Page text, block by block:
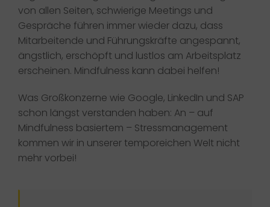
von allen Seiten, schwierige Meetings und
Gespräche führen immer wieder dazu, dass
Mitarbeitende und Führungskräfte angespannt,
ängstlich, erschöpft und lustlos am Arbeitsplatz
erscheinen. Mindfulness kann dabei helfen!
Was Großkonzerne wie Google, LinkedIn und SAP
schon längst verstanden haben: An – auf
Mindfulness basiertem – Stressmanagement
kommen wir in unserer temporeichen Welt nicht
mehr vorbei!